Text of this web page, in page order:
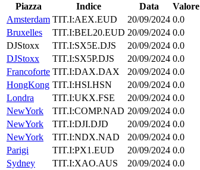
Piazza Indice Data Valore
Amsterdam TIT.I:AEX.EUD 20/09/2024 0.0
Bruxelles
TIT.I:BEL20.EUD 20/09/2024 0.0
DJStoxx
TIT.I:SX5E.DJS 20/09/2024 0.0
DJStoxx
TIT.I:SX5P.DJS 20/09/2024 0.0
Francoforte TIT.I:DAX.DAX 20/09/2024 0.0
HongKong TIT.I:HSI.HSN 20/09/2024 0.0
Londra
TIT.I:UKX.FSE 20/09/2024 0.0
NewYork
TIT.I:COMP.NAD 20/09/2024 0.0
NewYork
TIT.I:DJI.DJD 20/09/2024 0.0
NewYork
TIT.I:NDX.NAD 20/09/2024 0.0
Parigi
TIT.I:PX1.EUD 20/09/2024 0.0
Sydney
TIT.I:XAO.AUS 20/09/2024 0.0